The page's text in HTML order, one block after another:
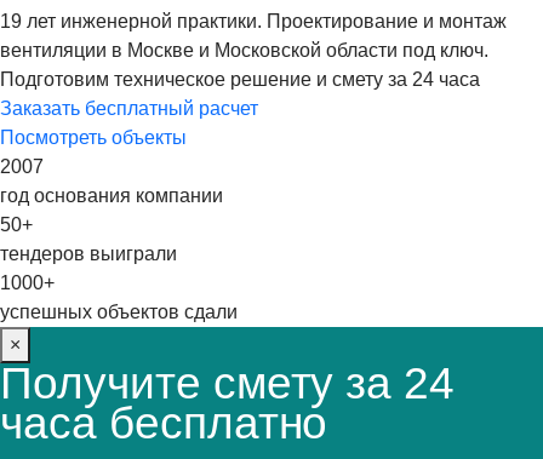
19 лет инженерной практики. Проектирование и монтаж
вентиляции в Москве и Московской области под ключ.
Подготовим техническое решение и смету за 24 часа
Заказать бесплатный расчет
Посмотреть объекты
2007
год основания компании
50+
тендеров выиграли
1000+
успешных объектов сдали
×
Получите смету за 24
часа бесплатно